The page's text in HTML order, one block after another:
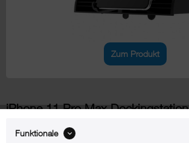
Zum Produkt
iPhone 11 Pro Max Dockingstation
Funktionale